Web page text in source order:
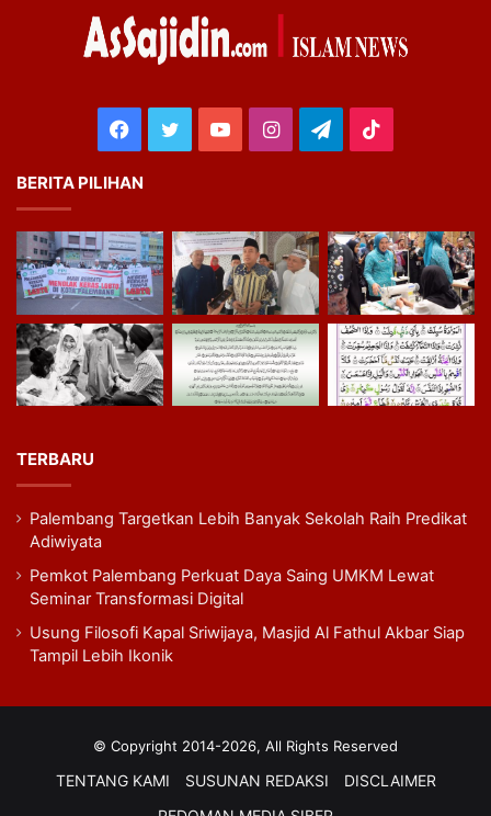
Facebook
TwitterYouTubeInstagram
Telegram
BERITA PILIHAN
TERBARU
Palembang Targetkan Lebih Banyak Sekolah Raih Predikat
Adiwiyata
Pemkot Palembang Perkuat Daya Saing UMKM Lewat
Seminar Transformasi Digital
Usung Filosofi Kapal Sriwijaya, Masjid Al Fathul Akbar Siap
Tampil Lebih Ikonik
© Copyright 2014-2026, All Rights Reserved
TENTANG KAMI SUSUNAN REDAKSI
DISCLAIMER